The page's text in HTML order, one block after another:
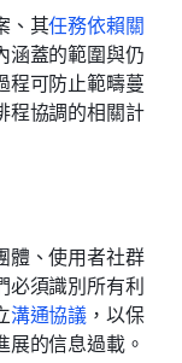
、其任務依賴關
涵蓋的範圍與仍
程可防止範疇蔓
程協調的相關計
體、使用者社群
必須識別所有利
溝通協議 ，以保
的信息過載。